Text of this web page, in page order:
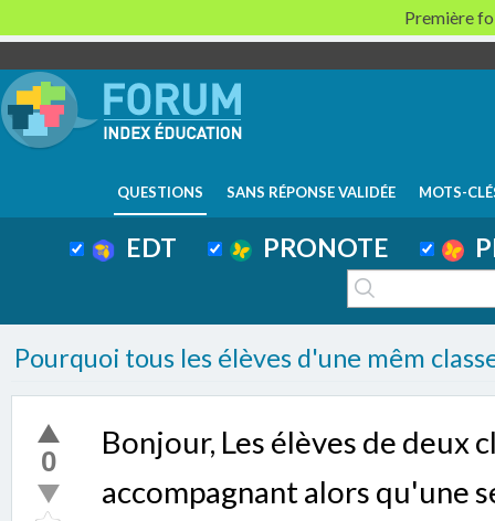
QUESTIONS SANS RÉPONSE VALIDÉE MOTS-
EDT PRONOTE
Pourquoi tous les élèves d'une mêm
0
Bonjour, Les élèves de deux
accompagnant alors qu'une
Première